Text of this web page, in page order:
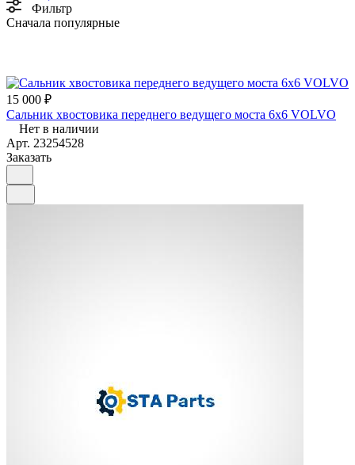
Фильтр
Сначала популярные
15 000 ₽
Сальник хвостовика переднего ведущего моста 6х6 VOLVO
Нет в наличии
Арт. 23254528
Заказать